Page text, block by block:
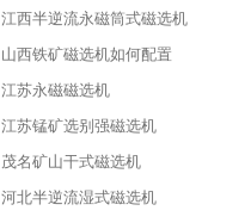
江西半逆流永磁筒式磁选机
山西铁矿磁选机如何配置
江苏永磁磁选机
江苏锰矿选别强磁选机
茂名矿山干式磁选机
河北半逆流湿式磁选机